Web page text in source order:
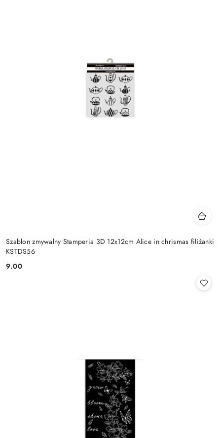
Szablon zmywalny Stamperia 3D 12x12cm Alice in chrismas filiżanki
KSTDS56
Cena:
9.00